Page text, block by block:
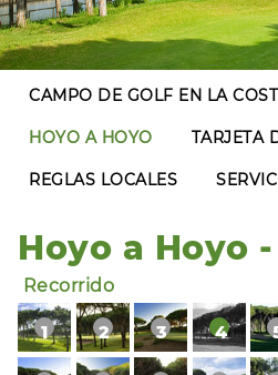
CAMPO DE GOLF EN LA
HOYO A HOYO TARJETA
REGLAS LOCALES
Hoyo a Hoyo
Recorrido
1 2 3 4